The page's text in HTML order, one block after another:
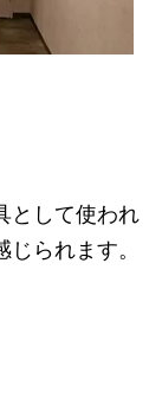
として使われ
られます。